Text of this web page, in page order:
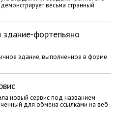
весьма странный
фортепьяно
здание, выполненное в форме
новый сервис под названием
для обмена ссылками на веб-